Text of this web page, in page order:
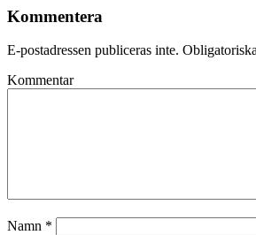
Kommentera
E-postadressen publiceras inte.
Kommentar
Namn *